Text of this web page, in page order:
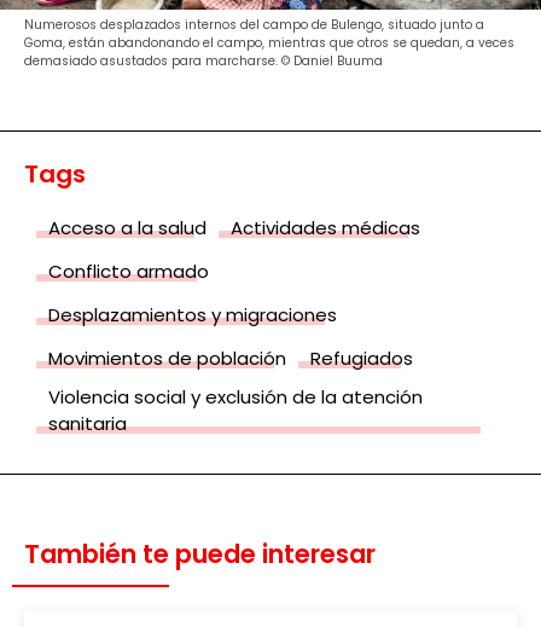
Numerosos desplazados internos del campo de Bulengo, situado junto a
Goma, están abandonando el campo, mientras que otros se quedan, a veces
demasiado asustados para marcharse. © Daniel Buuma
Tags
Acceso a la salud
Actividades médicas
Conflicto armado
Desplazamientos y migraciones
Movimientos de población
Refugiados
Violencia social y exclusión de la atención
sanitaria
También te puede interesar